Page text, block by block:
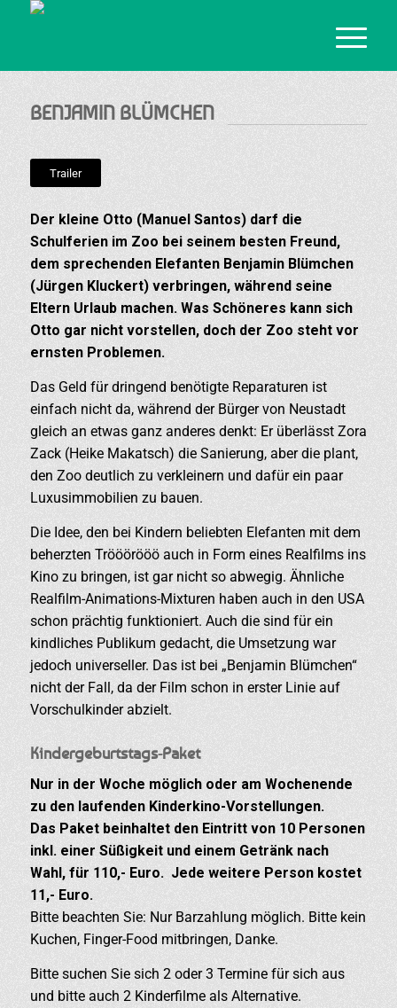
BENJAMIN BLÜMCHEN
Trailer
Der kleine Otto (Manuel Santos) darf die
Schulferien im Zoo bei seinem besten Freund,
dem sprechenden Elefanten Benjamin Blümchen
(Jürgen Kluckert) verbringen, während seine
Eltern Urlaub machen. Was Schöneres kann sich
Otto gar nicht vorstellen, doch der Zoo steht vor
ernsten Problemen.
Das Geld für dringend benötigte Reparaturen ist
einfach nicht da, während der Bürger von Neustadt
gleich an etwas ganz anderes denkt: Er überlässt Zora
Zack (Heike Makatsch) die Sanierung, aber die plant,
den Zoo deutlich zu verkleinern und dafür ein paar
Luxusimmobilien zu bauen.
Die Idee, den bei Kindern beliebten Elefanten mit dem
beherzten Trööörööö auch in Form eines Realfilms ins
Kino zu bringen, ist gar nicht so abwegig. Ähnliche
Realfilm-Animations-Mixturen haben auch in den USA
schon prächtig funktioniert. Auch die sind für ein
kindliches Publikum gedacht, die Umsetzung war
jedoch universeller. Das ist bei „Benjamin Blümchen“
nicht der Fall, da der Film schon in erster Linie auf
Vorschulkinder abzielt.
Kindergeburtstags-Paket
Nur in der Woche möglich oder am Wochenende
zu den laufenden Kinderkino-Vorstellungen.
Das Paket beinhaltet den Eintritt von 10 Personen
inkl. einer Süßigkeit und einem Getränk nach
Wahl, für 110,- Euro. Jede weitere Person kostet
11,- Euro.
Bitte beachten Sie: Nur Barzahlung möglich. Bitte kein
Kuchen, Finger-Food mitbringen, Danke.
Bitte suchen Sie sich 2 oder 3 Termine für sich aus
und bitte auch 2 Kinderfilme als Alternative.